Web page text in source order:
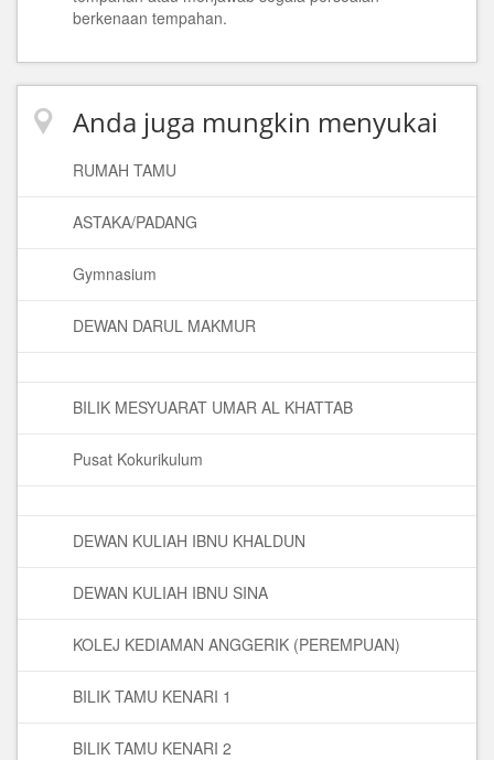
berkenaan tempahan.
Anda juga mungkin menyukai
RUMAH TAMU
ASTAKA/PADANG
Gymnasium
DEWAN DARUL MAKMUR
BILIK MESYUARAT UMAR AL KHATTAB
Pusat Kokurikulum
DEWAN KULIAH IBNU KHALDUN
DEWAN KULIAH IBNU SINA
KOLEJ KEDIAMAN ANGGERIK (PEREMPUAN)
BILIK TAMU KENARI 1
BILIK TAMU KENARI 2